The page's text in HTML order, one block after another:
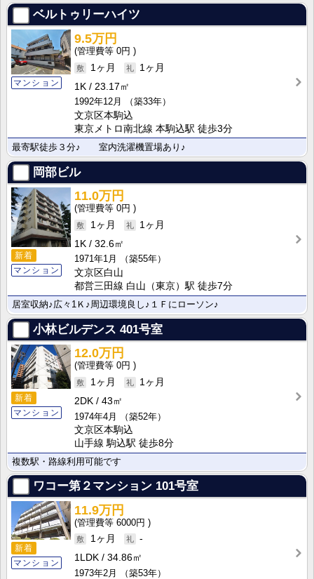
ベルトゥリーハイツ
マンション
9.5万円
0円
1ヶ月
1ヶ月
1K
23.17㎡
1992年12月
（築33年）
文京区本駒込
東京メトロ南北線 本駒込駅 徒歩3分
最寄駅徒歩３分♪ 室内洗濯機置場あり♪
岡部ビル
新着
マンション
11.0万円
0円
1ヶ月
1ヶ月
1K
32.6㎡
1971年1月
（築55年）
文京区白山
都営三田線 白山（東京）駅 徒歩7分
居室収納♪広々1Ｋ♪周辺環境良し♪１Ｆにローソン♪
小林ビルデンス 401号室
新着
マンション
12.0万円
0円
1ヶ月
1ヶ月
2DK
43㎡
1974年4月
（築52年）
文京区本駒込
山手線 駒込駅 徒歩8分
複数駅・路線利用可能です
ワコー第２マンション 101号室
新着
マンション
11.9万円
6000円
1ヶ月
-
1LDK
34.86㎡
1973年2月
（築53年）